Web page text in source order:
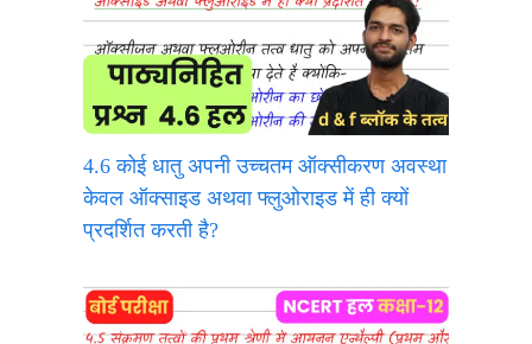
4.6 कोई धातु अपनी उच्चतम ऑक्सीकरण अवस्था
केवल ऑक्साइड अथवा फ्लुओराइड में ही क्यों
प्रदर्शित करती है?